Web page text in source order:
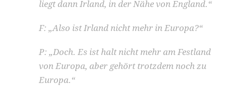
liegt dann Irland, in der Nähe von England.“
F: „Also ist Irland nicht mehr in Europa?“
P: „Doch. Es ist halt nicht mehr am Festland
von Europa, aber gehört trotzdem noch zu
Europa.“